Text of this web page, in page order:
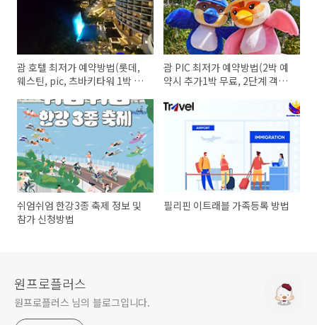
괌 호텔 최저가 예약방법(롯데,
웨스틴, pic, 츠바키타워 1박 무
괌 PIC 최저가 예약방법(2박 예
약시 추가1박 무료, 2단계 객실
쉬엄쉬엄 한강3종 축제 정보 및
참가 신청방법
필리핀 이트래블 가족등록 방법
원프로플러스
원프로플러스 님의 블로그입니다.